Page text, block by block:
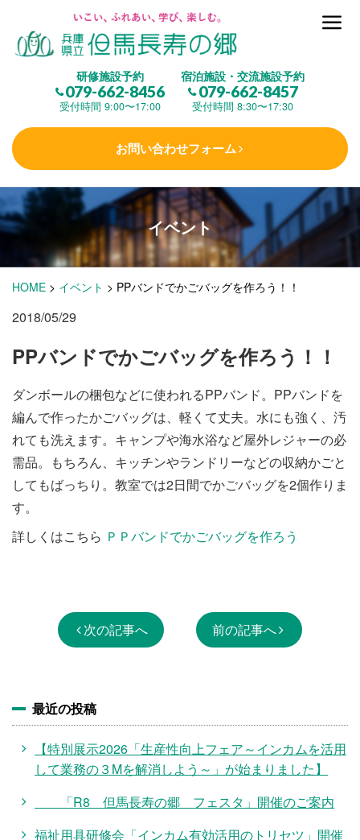
研修施設予約
079-662-8456
受付時間 9:00〜17:00
宿泊施設・交流施設予約
079-662-8457
受付時間 8:30〜17:30
お問い合わせフォーム
但馬長寿の郷とは
(研修施設)
楽しむ
学 ぶ (健康福祉)
泊まる(宿泊)
施設・料金
アクセス
イベント
HOME > イベント > PPバンドでかごバッグを作ろう！！
2018/05/29
PPバンドでかごバッグを作ろう！！
ダンボールの梱包などに使われるPPバンド。PPバンドを
編んで作ったかごバッグは、軽くて丈夫。水にも強く、汚
れても洗えます。キャンプや海水浴など屋外レジャーの必
需品。もちろん、キッチンやランドリーなどの収納かごと
してもばっちり。教室では2日間でかごバッグを2個作りま
す。
詳しくはこちら ＰＰバンドでかごバッグを作ろう
次の記事へ 前の記事へ
最近の投稿
【特別展示2026「生産性向上フェア～インカムを活用
して業務の３Mを解消しよう～」が始まりました】
「R8 但馬長寿の郷 フェスタ」開催のご案内
福祉用具研修会「インカム有効活用のトリセツ」開催